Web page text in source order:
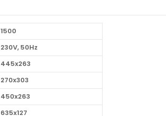
1500
230V, 50Hz
445x263
270x303
450x263
635x127